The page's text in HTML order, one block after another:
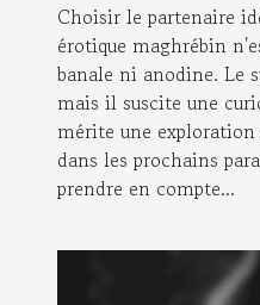
Choisir le partenaire
érotique maghrébin
banale ni anodine. Le
mais il suscite une
mérite une exploration
dans les prochains
prendre en compte...